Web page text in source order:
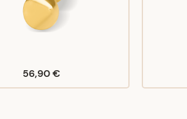
56,90 €